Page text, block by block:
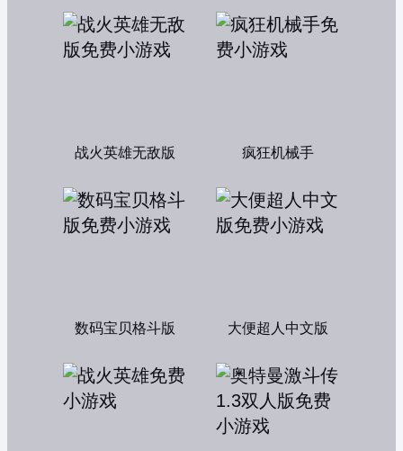
战火英雄无敌版 疯狂机械手
数码宝贝格斗版 大便超人中文版